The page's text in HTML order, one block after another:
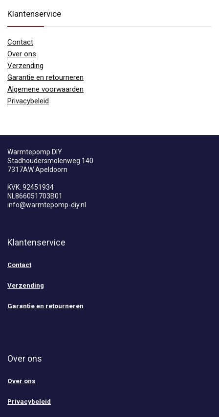
Klantenservice
Contact
Over ons
Verzending
Garantie en retourneren
Algemene voorwaarden
Privacybeleid
Warmtepomp DIY
Stadhoudersmolenweg 140
7317AW Apeldoorn
KVK: 92451934
NL866051703B01
info@warmtepomp-diy.nl
Klantenservice
Contact
Verzending
Garantie en retourneren
Over ons
Over ons
Privacybeleid